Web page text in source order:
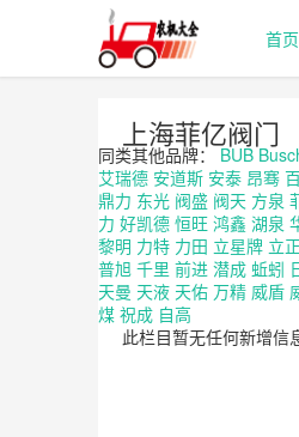
首页
上海菲亿阀门
同类其他品牌： BUB
艾瑞德 安道斯 安泰 昂骞
鼎力 东光 阀盛 阀天 方泉
力 好凯德 恒旺 鸿鑫 湖泉
黎明 力特 力田 立星牌 立正
普旭 千里 前进 潜成 蚯蚓
天曼 天液 天佑 万精 威盾
煤 祝成 自高
此栏目暂无任何新增信